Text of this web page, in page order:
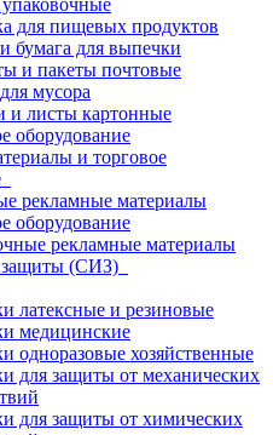
для пищевых продуктов
бумага для выпечки
и пакеты почтовые
мусора
и листы картонные
оборудование
и торговое
рекламные материалы
оборудование
рекламные материалы
защиты (СИЗ)
латексные и резиновые
медицинские
одноразовые хозяйственные
для защиты от механических
для защиты от химических